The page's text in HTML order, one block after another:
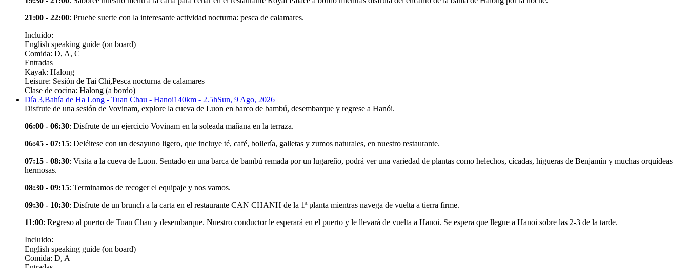
21:00 - 22:00: Pruebe suerte con la interesante actividad nocturna: pesca de calamares.
Incluido:
English speaking guide (on board)
Comida: D, A, C
Entradas
Kayak: Halong
Leisure: Sesión de Tai Chi,Pesca nocturna de calamares
Clase de cocina: Halong (a bordo)
Día 3,Bahía de Ha Long - Tuan Chau - Hanoi140km - 2.5hSun, 9 Ago, 2026
Disfrute de una sesión de Vovinam, explore la cueva de Luon en barco de bambú, desembarque y regrese a Hanói.
06:00 - 06:30: Disfrute de un ejercicio Vovinam en la soleada mañana en la terraza.
06:45 - 07:15: Deléitese con un desayuno ligero, que incluye té, café, bollería, galletas y zumos naturales, en nuestro restaurante.
07:15 - 08:30: Visita a la cueva de Luon. Sentado en una barca de bambú remada por un lugareño, podrá ver una variedad de plantas como helechos, cícadas, higueras de Benjamín y muchas orquídeas
hermosas.
08:30 - 09:15: Terminamos de recoger el equipaje y nos vamos.
09:30 - 10:30: Disfrute de un brunch a la carta en el restaurante CAN CHANH de la 1ª planta mientras navega de vuelta a tierra firme.
11:00: Regreso al puerto de Tuan Chau y desembarque. Nuestro conductor le esperará en el puerto y le llevará de vuelta a Hanoi. Se espera que llegue a Hanoi sobre las 2-3 de la tarde.
Incluido:
English speaking guide (on board)
Comida: D, A